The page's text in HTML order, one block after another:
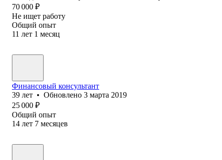
70 000 ₽
Не ищет работу
Общий опыт
11 лет 1 месяц
Финансовый консультант
39 лет • Обновлено 3 марта 2019
25 000 ₽
Общий опыт
14 лет 7 месяцев